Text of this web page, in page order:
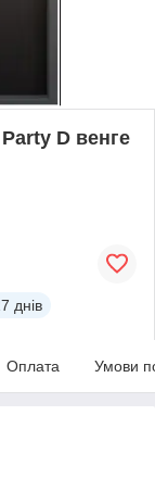
D венге
днів
Оплата Умови